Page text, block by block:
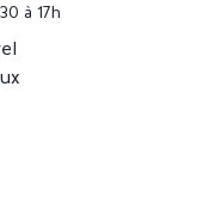
à 17h